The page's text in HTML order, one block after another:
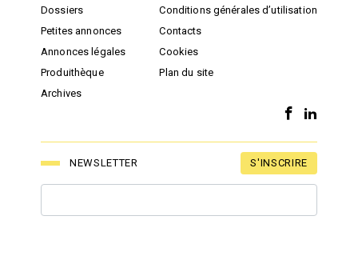
Dossiers
Petites annonces
Annonces légales
Produithèque
Archives
Conditions générales d’utilisation
Contacts
Cookies
Plan du site
NEWSLETTER S'INSCRIRE